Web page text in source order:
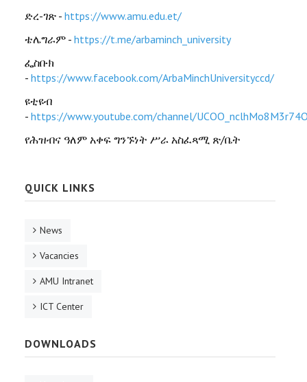
ድረ-ገጽ - https://www.amu.edu.et/
ቴሌግራም - https://t.me/arbaminch_university
ፌስቡክ
- https://www.facebook.com/ArbaMinchUniversityccd/
ዩቲዩብ
- https://www.youtube.com/channel/
የሕዝብና ዓለም አቀፍ ግንኙነት ሥራ አስፈጻሚ ጽ/ቤት
QUICK LINKS
News
Vacancies
AMU Intranet
ICT Center
DOWNLOADS